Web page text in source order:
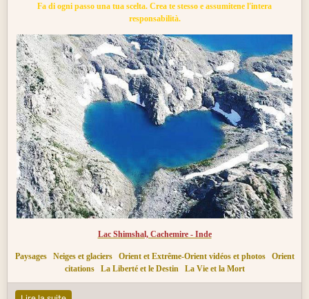
Fa di ogni passo una tua scelta. Crea te stesso e assumitene l'intera
responsabilità.
Lac Shimshal, Cachemire - Inde
Paysages Neiges et glaciers Orient et Extrême-Orient vidéos et photos
Orient
citations
La Liberté et le Destin La Vie et la Mort